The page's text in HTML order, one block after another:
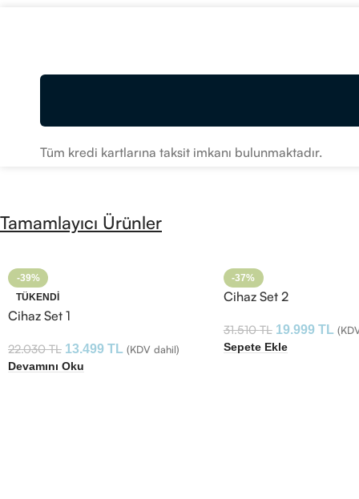
Tüm kredi kartlarına taksit imkanı bulunmaktadır.
Tamamlayıcı Ürünler
-39%
TÜKENDI
Cihaz Set 1
22.030TL 13.499 TL (KDV dahil)
Devamını Oku
-37%
Cihaz Set 2
31.510TL 19.999 TL
Sepete Ekle